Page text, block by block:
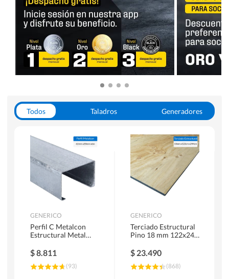
Todos Taladros
Generadores
Herramientas Manuales
Sierras Circulares
GENERICO
Perfil C Metalcon
Estructural Metal
$8.811
(93)
GENERICO
Terciado Estructural
Pino 18 mm 122x244
$ 23.490
(868)